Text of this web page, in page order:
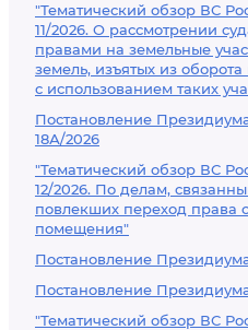
"Тематический обзор ВС
11/2026. О рассмотрении
правами на земельные
земель, изъятых из
с использованием таких
Постановление
18А/2026
"Тематический обзор ВС
12/2026. По делам,
повлекших переход права
помещения"
Постановление
Постановление
"Тематический обзор ВС